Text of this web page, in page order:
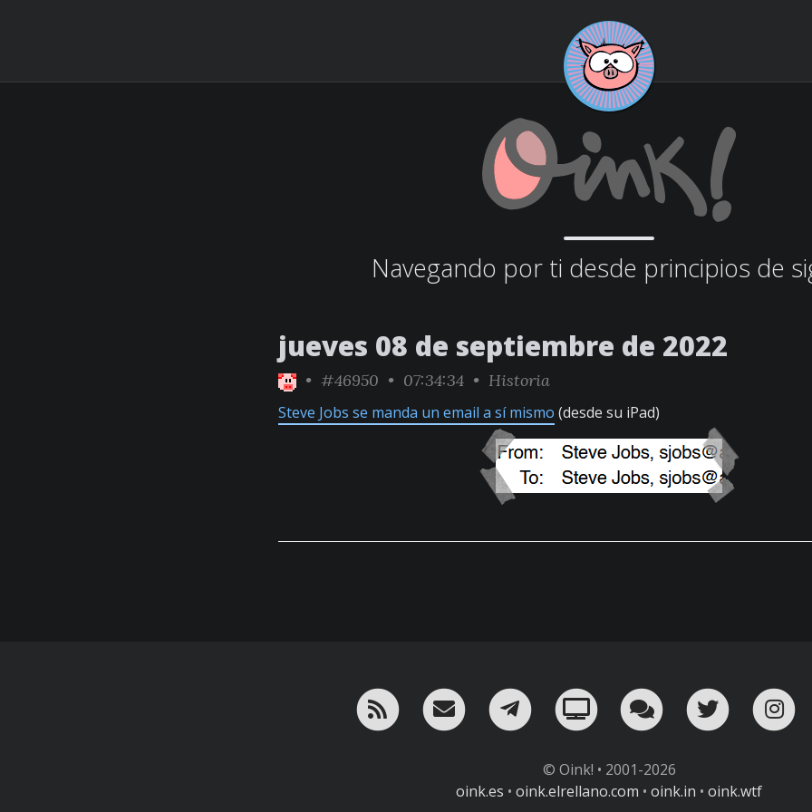
Navegando por ti desde principios de
jueves 08 de septiembre de 2022
• #46950 • 07:34:34 • Historia
Steve Jobs se manda un email a sí mismo (desde su iPad)
RSS ¡Mándame un email!
¡Nuestro canal en Telegram!
Oink! TV Charla conTwitter
© Oink! • 2001-2026
oink.es • oink.elrellano.com • oink.in • oink.wtf